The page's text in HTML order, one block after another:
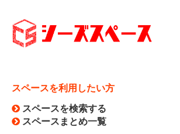
た場合
・③ 火災、停電、天災地変などの不可
ービスの運営ができなくなった場合
等が生じた場合
・⑤ 本サービスの提供に必要な設備の
サービスの提供が困難となった場合
スペースを利用したい方
スペースを検索する
スペースまとめ一覧